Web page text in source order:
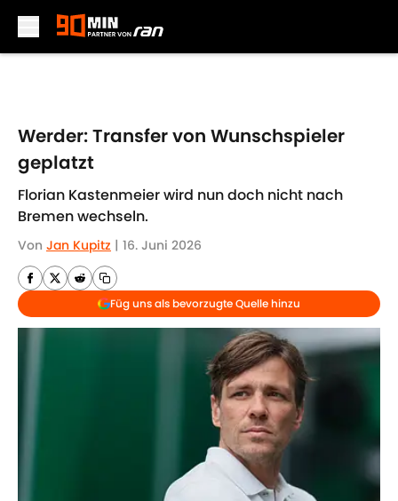
Werder: Transfer von Wunschspieler
geplatzt
Florian Kastenmeier wird nun doch nicht nach
Bremen wechseln.
Von Jan Kupitz | 16. Juni 2026
Füg uns als bevorzugte Quelle hinzu